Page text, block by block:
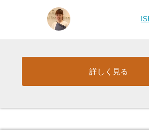
詳しく見る